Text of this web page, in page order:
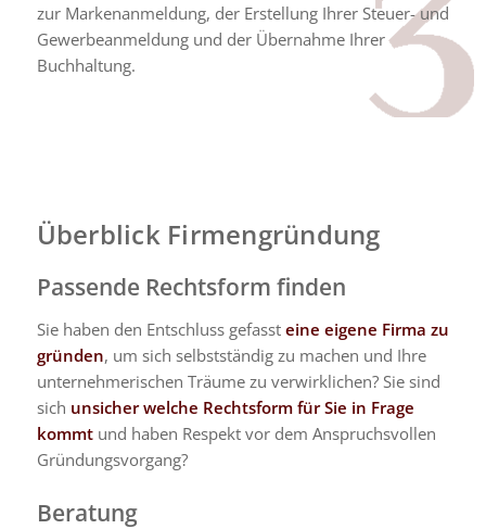
zur Markenanmeldung, der Erstellung Ihrer Steuer- und
Gewerbeanmeldung und der Übernahme Ihrer
Buchhaltung.
Überblick Firmengründung
Passende Rechtsform finden
Sie haben den Entschluss gefasst eine eigene Firma zu
gründen, um sich selbstständig zu machen und Ihre
unternehmerischen Träume zu verwirklichen? Sie sind
sich unsicher welche Rechtsform für Sie in Frage
kommtund haben Respekt vor dem Anspruchsvollen
Gründungsvorgang?
Beratung